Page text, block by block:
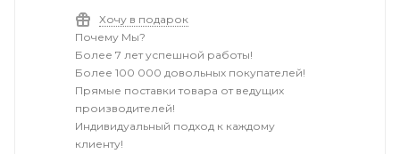
Хочу в подарок
Почему Мы?
Более 7 лет успешной работы!
Более 100 000 довольных покупателей!
Прямые поставки товара от ведущих
производителей!
Индивидуальный подход к каждому
клиенту!